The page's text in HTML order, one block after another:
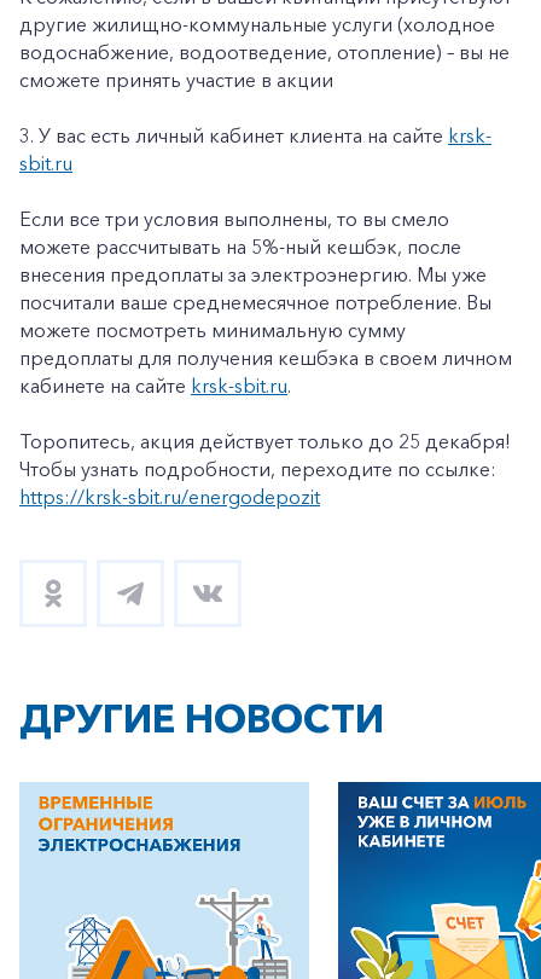
+7-800-700-24-57
Частным клиентам
другие жилищно-коммунальные услуги (холодное
водоснабжение, водоотведение, отопление) – вы не
сможете принять участие в акции
3. У вас есть личный кабинет клиента на сайте krsk-
sbit.ru
Если все три условия выполнены, то вы смело
можете рассчитывать на 5%-ный кешбэк, после
внесения предоплаты за электроэнергию. Мы уже
посчитали ваше среднемесячное потребление. Вы
можете посмотреть минимальную сумму
предоплаты для получения кешбэка в своем личном
кабинете на сайте krsk-sbit.ru.
Торопитесь, акция действует только до 25 декабря!
Чтобы узнать подробности, переходите по ссылке:
https://krsk-sbit.ru/energodepozit
ДРУГИЕ НОВОСТИ